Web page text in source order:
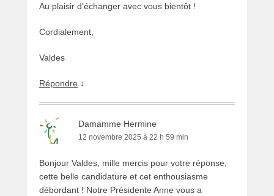
Au plaisir d’échanger avec vous bientôt !
Cordialement,
Valdes
Répondre ↓
Damamme Hermine
12 novembre 2025 à 22 h 59 min
Bonjour Valdes, mille mercis pour votre réponse,
cette belle candidature et cet enthousiasme
débordant ! Notre Présidente Anne vous a